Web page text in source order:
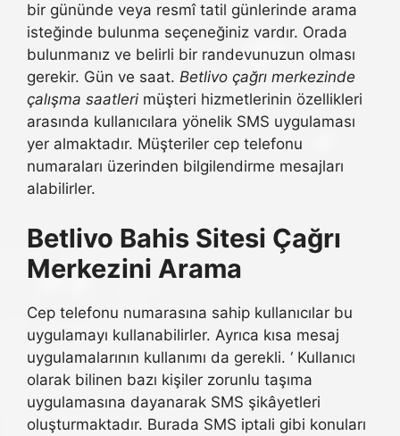
bir gününde veya resmî tatil günlerinde arama
isteğinde bulunma seçeneğiniz vardır. Orada
bulunmanız ve belirli bir randevunuzun olması
gerekir. Gün ve saat. Betlivo çağrı merkezinde
çalışma saatleri müşteri hizmetlerinin özellikleri
arasında kullanıcılara yönelik SMS uygulaması
yer almaktadır. Müşteriler cep telefonu
numaraları üzerinden bilgilendirme mesajları
alabilirler.
Betlivo Bahis Sitesi Çağrı
Merkezini Arama
Cep telefonu numarasına sahip kullanıcılar bu
uygulamayı kullanabilirler. Ayrıca kısa mesaj
uygulamalarının kullanımı da gerekli. ‘ Kullanıcı
olarak bilinen bazı kişiler zorunlu taşıma
uygulamasına dayanarak SMS şikâyetleri
oluşturmaktadır. Burada SMS iptali gibi konuları